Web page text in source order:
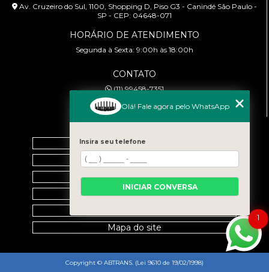
Av. Cruzeiro do Sul, 1100, Shopping D, Piso G3 - Canindé São Paulo -
SP - CEP: 04648-071
HORÁRIO DE ATENDIMENTO
Segunda à Sexta: 9:00h às 18:00h
CONTATO
(11) 99458-7351
cursoabtrans@gmail.com
Home
Empresa
Galeria
Contato
Mapa do site
Copyright © ABTRANS. (Lei 9610 de 19/02/1998)
1
Olá! Fale agora pelo WhatsApp
Insira seu telefone
INICIAR CONVERSA